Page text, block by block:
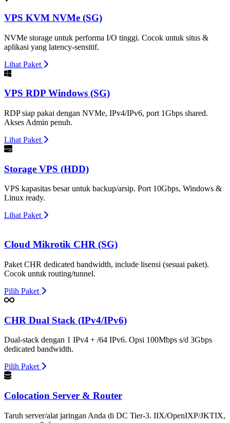
VPS KVM NVMe (SG)
NVMe storage untuk performa I/O tinggi. Cocok untuk situs &
aplikasi yang latency-sensitif.
Lihat Paket
VPS RDP Windows (SG)
RDP siap pakai dengan NVMe, IPv4/IPv6, port 1Gbps shared.
Akses Admin penuh.
Lihat Paket
Storage VPS (HDD)
VPS kapasitas besar untuk backup/arsip. Port 10Gbps, Windows &
Linux ready.
Lihat Paket
Cloud Mikrotik CHR (SG)
Paket CHR dedicated bandwidth, include lisensi (sesuai paket).
Cocok untuk routing/tunnel.
Pilih Paket
CHR Dual Stack (IPv4/IPv6)
Dual-stack dengan 1 IPv4 + /64 IPv6. Opsi 100Mbps s/d 3Gbps
dedicated bandwidth.
Pilih Paket
Colocation Server & Router
Taruh server/alat jaringan Anda di DC Tier-3. IIX/OpenIXP/JKTIX,